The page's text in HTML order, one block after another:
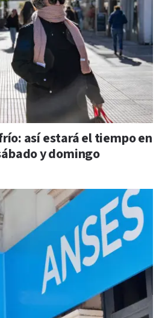
así estará el tiempo en
y domingo